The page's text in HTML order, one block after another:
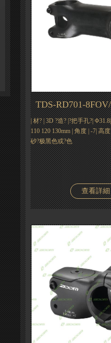
TDS-RD701-
| 材? | 3D ?造? |?把手孔?|
110 120 130mm | 角度 | -7| 高
砂?极黑色或?色
查看詳細